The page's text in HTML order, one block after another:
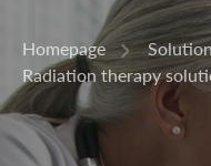
Homepage
Radiation therapy